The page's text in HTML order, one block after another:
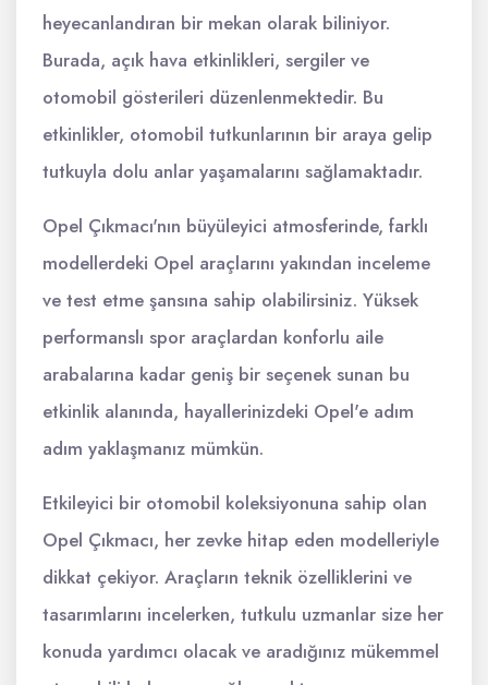
heyecanlandıran bir mekan olarak biliniyor.
Burada, açık hava etkinlikleri, sergiler ve
otomobil gösterileri düzenlenmektedir. Bu
etkinlikler, otomobil tutkunlarının bir araya gelip
tutkuyla dolu anlar yaşamalarını sağlamaktadır.
Opel Çıkmacı'nın büyüleyici atmosferinde, farklı
modellerdeki Opel araçlarını yakından inceleme
ve test etme şansına sahip olabilirsiniz. Yüksek
performanslı spor araçlardan konforlu aile
arabalarına kadar geniş bir seçenek sunan bu
etkinlik alanında, hayallerinizdeki Opel'e adım
adım yaklaşmanız mümkün.
Etkileyici bir otomobil koleksiyonuna sahip olan
Opel Çıkmacı, her zevke hitap eden modelleriyle
dikkat çekiyor. Araçların teknik özelliklerini ve
tasarımlarını incelerken, tutkulu uzmanlar size her
konuda yardımcı olacak ve aradığınız mükemmel